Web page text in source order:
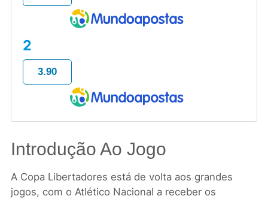
2
3.90
Introdução Ao Jogo
A Copa Libertadores está de volta aos grandes
jogos, com o Atlético Nacional a receber os